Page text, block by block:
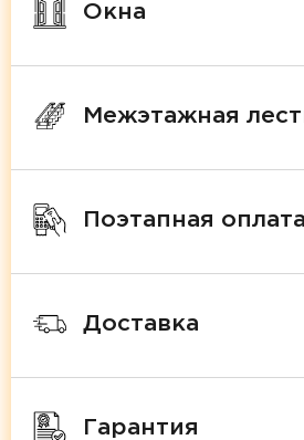
Окна
Межэтажная
Поэтапная оплата
Доставка
Гарантия